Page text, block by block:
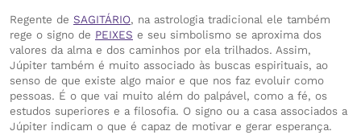
Regente de SAGITÁRIO, na astrologia tradicional ele também
rege o signo de PEIXES e seu simbolismo se aproxima dos
valores da alma e dos caminhos por ela trilhados. Assim,
Júpiter também é muito associado às buscas espirituais, ao
senso de que existe algo maior e que nos faz evoluir como
pessoas. É o que vai muito além do palpável, como a fé, os
estudos superiores e a filosofia. O signo ou a casa associados a
Júpiter indicam o que é capaz de motivar e gerar esperança.